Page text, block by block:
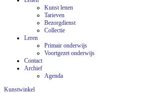
Kunst lenen
Tarieven
Bezorgdienst
Collectie
Leren
Primair onderwijs
Voortgezet onderwijs
Contact
Archief
Agenda
Kunstwinkel